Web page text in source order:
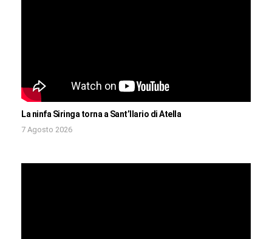
La ninfa Siringa torna a Sant’Ilario di Atella
7 Agosto 2026